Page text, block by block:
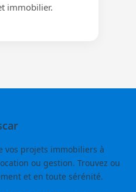
immobilier.
vos projets immobiliers à
ou gestion. Trouvez ou
et en toute sérénité.